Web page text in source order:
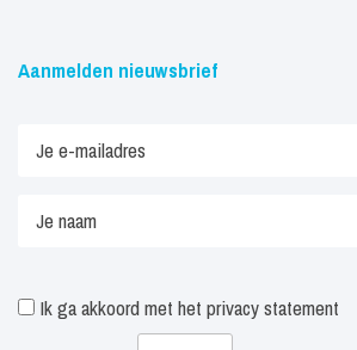
Aanmelden nieuwsbrief
Ik ga akkoord met het privacy statement